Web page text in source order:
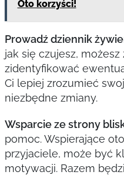
Oto korzyści!
Prowadź dziennik
jak się czujesz,
zidentyfikować
Ci lepiej zrozumieć
niezbędne zmiany.
Wsparcie ze strony
pomoc. Wspierające
przyjaciele, może być
motywacji. Razem